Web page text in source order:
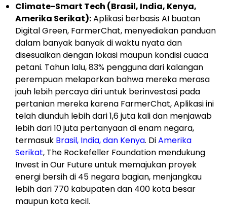
Climate-Smart Tech (Brasil, India, Kenya,
Amerika Serikat):Aplikasi berbasis AI buatan
Digital Green, FarmerChat, menyediakan panduan
dalam banyak banyak di waktu nyata dan
disesuaikan dengan lokasi maupun kondisi cuaca
petani. Tahun lalu, 83% pengguna dari kalangan
perempuan melaporkan bahwa mereka merasa
jauh lebih percaya diri untuk berinvestasi pada
pertanian mereka karena FarmerChat, Aplikasi ini
telah diunduh lebih dari 1,6 juta kali dan menjawab
lebih dari 10 juta pertanyaan di enam negara,
termasuk Brasil, India, dan Kenya. DiAmerika
Serikat, The Rockefeller Foundation mendukung
Invest in Our Future untuk memajukan proyek
energi bersih di 45 negara bagian, menjangkau
lebih dari 770 kabupaten dan 400 kota besar
maupun kota kecil.